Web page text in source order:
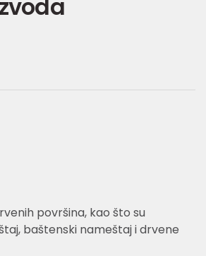
površina, kao što su
baštenski nameštaj i drvene